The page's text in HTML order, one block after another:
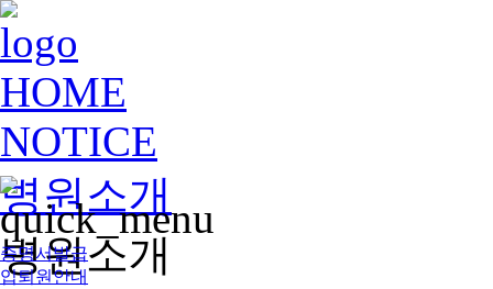
HOME
NOTICE
병원소개
병원소개
증명서발급
입퇴원안내